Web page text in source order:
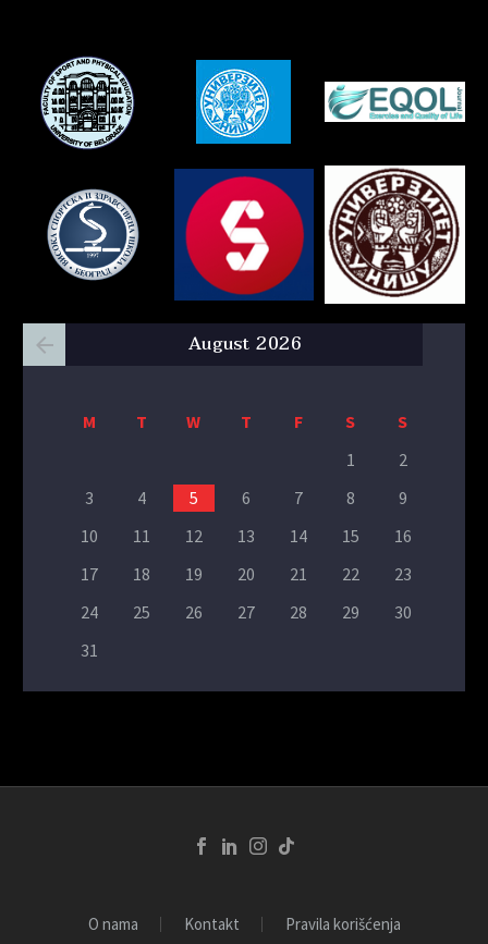
August 2026
M T W T F S
S
1
2
3
4 5 6 7 8
9
10
11 12 13 14 15
16
17
18 19 20 21 22
23
24
25 26 27 28 29
30
31
O nama Kontakt Pravila korišćenja